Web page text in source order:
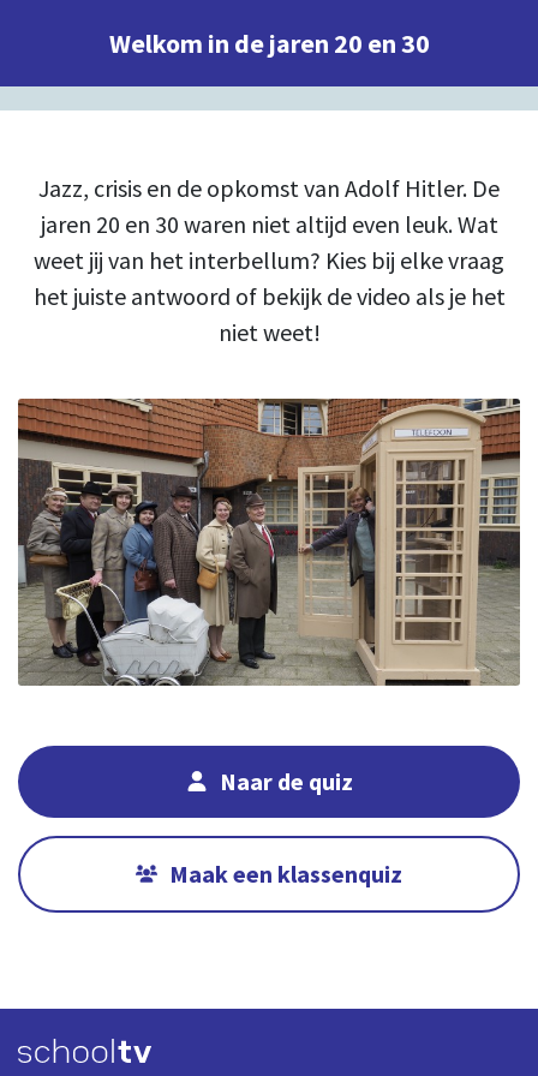
Welkom in de jaren 20 en 30
Jazz, crisis en de opkomst van Adolf Hitler. De
jaren 20 en 30 waren niet altijd even leuk. Wat
weet jij van het interbellum? Kies bij elke vraag
het juiste antwoord of bekijk de video als je het
niet weet!
Naar de quiz
Maak een klassenquiz